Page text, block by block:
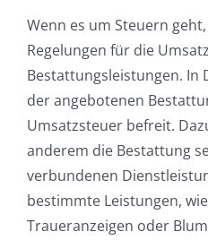
Wenn es um Steuern
Regelungen für die
Bestattungsleistungen. In
der angebotenen
Umsatzsteuer befreit.
anderem die Bestattung
verbundenen
bestimmte Leistungen,
Traueranzeigen oder